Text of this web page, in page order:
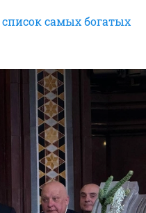
список самых богатых